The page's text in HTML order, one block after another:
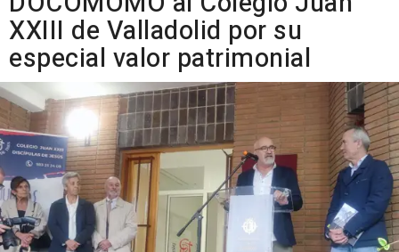
XXIII de Valladolid por su
especial valor patrimonial